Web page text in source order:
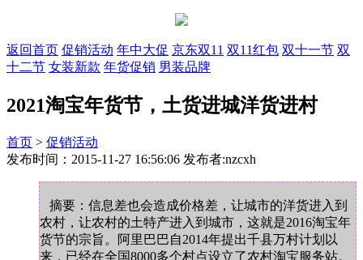
返回首页 促销活动 年中大促 京东双11 双11红包 双十一节 双
十二节 女装新款 年货促销 男装品牌
2021淘宝年货节，土货进城洋货进村
首页 > 促销活动
发布时间：2015-11-27 16:56:06 发布者:nzcxh
摘要：信息差也会造成价格差，让城市的洋货进入到
农村，让农村的土特产进入到城市，这就是2016淘宝年
货节的宗旨。阿里巴巴自2014年提出千县万村计划以
来，已经在全国8000多个村点设立了农村淘宝服务站。